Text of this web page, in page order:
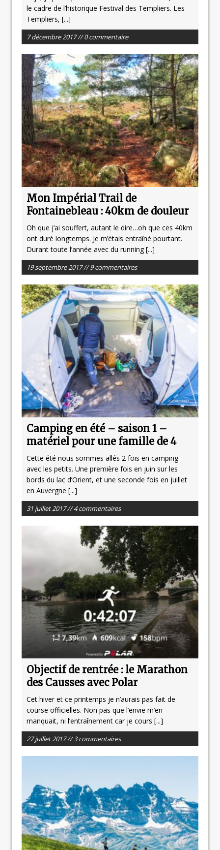
le cadre de l’historique Festival des Templiers. Les
Templiers, [...]
7 décembre 2017 // 0 commentaire
Mon Impérial Trail de
Fontainebleau : 40km de douleur
Oh que j’ai souffert, autant le dire…oh que ces 40km
ont duré longtemps. Je m’étais entraîné pourtant.
Durant toute l’année avec du running[...]
19 septembre 2017 // 9 commentaires
Camping en été – saison 1 –
matériel pour une famille de 4
Cette été nous sommes allés 2 fois en camping
avec les petits. Une première fois en juin sur les
bords du lac d’Orient, et une seconde fois en juillet
en Auvergne [...]
31 juillet 2017 // 4 commentaires
Objectif de rentrée : le Marathon
des Causses avec Polar
Cet hiver et ce printemps je n’aurais pas fait de
course officielles. Non pas que l’envie m’en
manquait, ni l’entraînement car je cours [...]
27 juillet 2017 // 3 commentaires